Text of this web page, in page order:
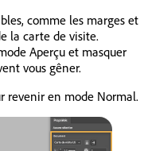
comme les marges et
la carte de visite.
Aperçu et masquer
vous gêner.
revenir en mode Normal.